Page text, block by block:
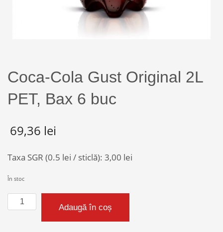
Coca-Cola Gust Original 2L
PET, Bax 6 buc
69,36 lei
Taxa SGR (0.5 lei / sticlă): 3,00 lei
În stoc
Cantitate
Coca-
Adaugă în coș